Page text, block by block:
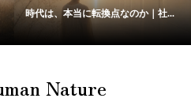
時代は、本当に転換点なのか｜社...
Nature